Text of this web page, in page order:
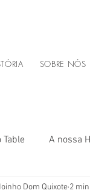
SOBRE NÓS
Table A nossa
Dom Quixote 2